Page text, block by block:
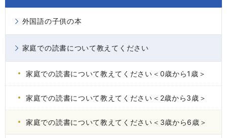
外国語の子供の本
家庭での読書について教えてください
家庭での読書について教えてください＜0歳から1歳＞
家庭での読書について教えてください＜2歳から3歳＞
家庭での読書について教えてください＜3歳から6歳＞